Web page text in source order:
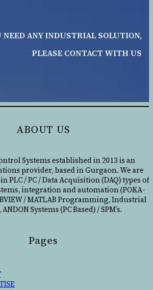
NEED ANY INDUSTRIAL SOLUTION,
PLEASE CONTACT WITH US
ABOUT US
Systems established in 2013 is an
provider, based in Gurgaon. We are
/ PC / Data Acquisition (DAQ) types of
integration and automation (POKA-
/ MATLAB Programming, Industrial
Systems (PC Based) / SPM’s.
Pages